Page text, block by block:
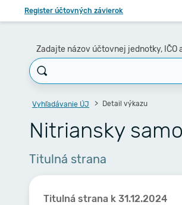
Register účtovných závierok
Zadajte názov účtovnej jednotky, IČO
Vyhľadávanie ÚJ Detail výkazu
Nitriansky
Titulná strana
Titulná strana k 31.12.2024